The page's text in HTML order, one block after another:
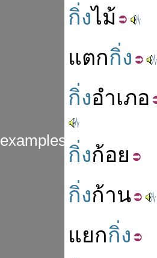
examples
กิ่งไม้
แตกกิ่ง
กิ่งอำเภอ
กิ่งก้อย
กิ่งก้าน
แยกกิ่ง